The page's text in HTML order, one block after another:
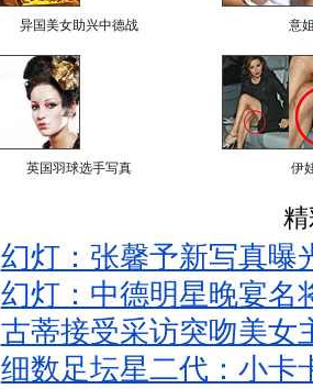
异国美女助兴中德战 意
英国羽球选手写真 伊
幻灯：张馨予新写真曝
幻灯：中德明星晚宴名
古蒂接受采访突吻美女
细数足坛星二代：小卡